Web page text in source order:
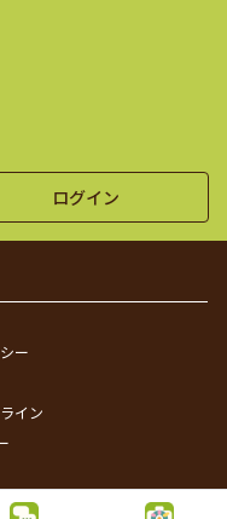
ログイン
ー
イン